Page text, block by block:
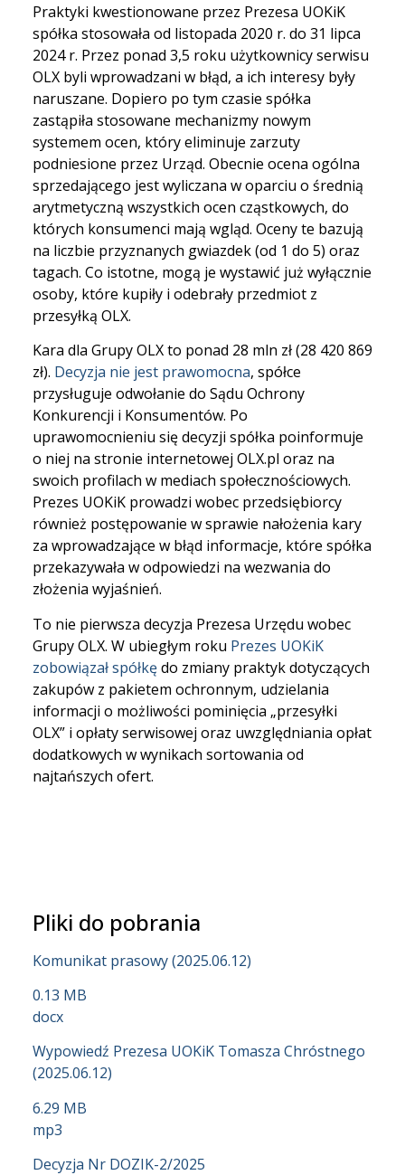
Praktyki kwestionowane przez Prezesa UOKiK
spółka stosowała od listopada 2020 r. do 31 lipca
2024 r. Przez ponad 3,5 roku użytkownicy serwisu
OLX byli wprowadzani w błąd, a ich interesy były
naruszane. Dopiero po tym czasie spółka
zastąpiła stosowane mechanizmy nowym
systemem ocen, który eliminuje zarzuty
podniesione przez Urząd. Obecnie ocena ogólna
sprzedającego jest wyliczana w oparciu o średnią
arytmetyczną wszystkich ocen cząstkowych, do
których konsumenci mają wgląd. Oceny te bazują
na liczbie przyznanych gwiazdek (od 1 do 5) oraz
tagach. Co istotne, mogą je wystawić już wyłącznie
osoby, które kupiły i odebrały przedmiot z
przesyłką OLX.
Kara dla Grupy OLX to ponad 28 mln zł (28 420 869
zł). Decyzja nie jest prawomocna, spółce
przysługuje odwołanie do Sądu Ochrony
Konkurencji i Konsumentów. Po
uprawomocnieniu się decyzji spółka poinformuje
o niej na stronie internetowej OLX.pl oraz na
swoich profilach w mediach społecznościowych.
Prezes UOKiK prowadzi wobec przedsiębiorcy
również postępowanie w sprawie nałożenia kary
za wprowadzające w błąd informacje, które spółka
przekazywała w odpowiedzi na wezwania do
złożenia wyjaśnień.
To nie pierwsza decyzja Prezesa Urzędu wobec
Grupy OLX. W ubiegłym roku Prezes UOKiK
zobowiązał spółkędo zmiany praktyk dotyczących
zakupów z pakietem ochronnym, udzielania
informacji o możliwości pominięcia „przesyłki
OLX” i opłaty serwisowej oraz uwzględniania opłat
dodatkowych w wynikach sortowania od
najtańszych ofert.
Pliki do pobrania
Komunikat prasowy (2025.06.12)
0.13 MB
docx
Wypowiedź Prezesa UOKiK Tomasza Chróstnego
(2025.06.12)
6.29 MB
mp3
Decyzja Nr DOZIK-2/2025